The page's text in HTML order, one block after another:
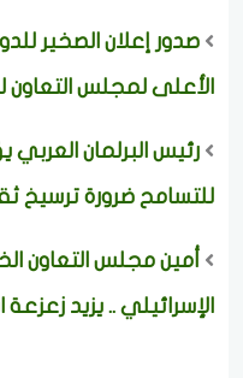
صدور إعلان الصخير
الأعلى لمجلس التعاون
رئيس البرلمان
للتسامح ضرورة ترسيخ
أمين مجلس التعاون
الإسرائيلي .. يزيد